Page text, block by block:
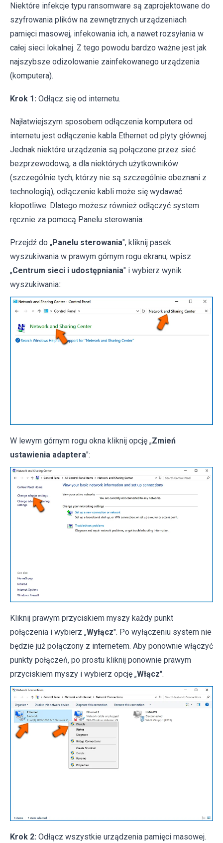
Niektóre infekcje typu ransomware są zaprojektowane do
szyfrowania plików na zewnętrznych urządzeniach
pamięci masowej, infekowania ich, a nawet rozsyłania w
całej sieci lokalnej. Z tego powodu bardzo ważne jest jak
najszybsze odizolowanie zainfekowanego urządzenia
(komputera).
Krok 1: Odłącz się od internetu.
Najłatwiejszym sposobem odłączenia komputera od
internetu jest odłączenie kabla Ethernet od płyty głównej.
Jednak niektóre urządzenia są połączone przez sieć
bezprzewodową, a dla niektórych użytkowników
(szczególnie tych, którzy nie są szczególnie obeznani z
technologią), odłączenie kabli może się wydawać
kłopotliwe. Dlatego możesz również odłączyć system
ręcznie za pomocą Panelu sterowania:
Przejdź do „Panelu sterowania", kliknij pasek
wyszukiwania w prawym górnym rogu ekranu, wpisz
„Centrum sieci i udostępniania" i wybierz wynik
wyszukiwania::
W lewym górnym rogu okna kliknij opcję „Zmień
ustawienia adaptera":
Kliknij prawym przyciskiem myszy każdy punkt
połączenia i wybierz „Wyłącz". Po wyłączeniu system nie
będzie już połączony z internetem. Aby ponownie włączyć
punkty połączeń, po prostu kliknij ponownie prawym
przyciskiem myszy i wybierz opcję „Włącz".
Krok 2: Odłącz wszystkie urządzenia pamięci masowej.